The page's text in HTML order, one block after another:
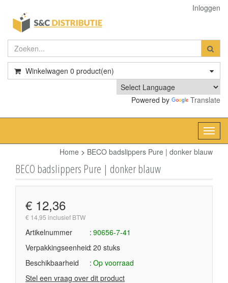
Inloggen
Winkelwagen 0 product(en)
Powered by Translate
Home > BECO badslippers Pure | donker blauw
BECO badslippers Pure | donker blauw
€ 12,36
€ 14,95 inclusief BTW
Artikelnummer
90656-7-41
Verpakkingseenheid 20 stuks
Beschikbaarheid
Op voorraad
Stel een vraag over dit product